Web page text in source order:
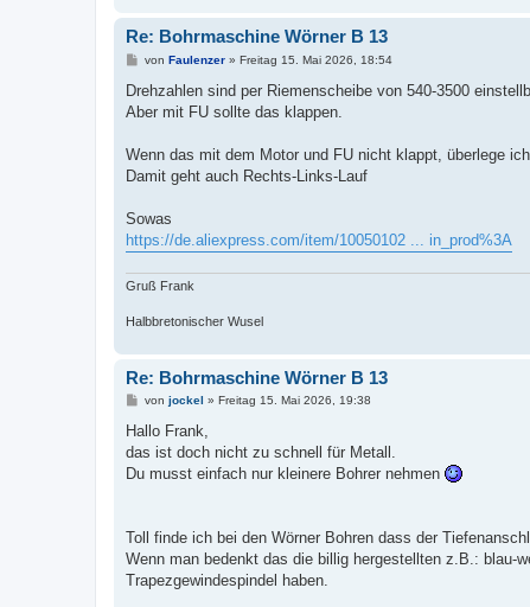
Re: Bohrmaschine Wörner B 13
B
i
r
von Faulenzer» Freitag 15. Mai 2026, 18:54
Drehzahlen sind per Riemenscheibe von 540-3500
Aber mit FU sollte das klappen.
Wenn das mit dem Motor und FU nicht klappt, überlege
Damit geht auch Rechts-Links-Lauf
Sowas
https://de.aliexpress.com/item/10050102 ... in_prod%3A
Gruß Frank
Halbbretonischer Wusel
Re: Bohrmaschine Wörner B 13
B
i
r
a
von jockel » Freitag 15. Mai 2026, 19:38
Hallo Frank,
das ist doch nicht zu schnell für Metall.
Du musst einfach nur kleinere Bohrer nehmen
Toll finde ich bei den Wörner Bohren dass der
Wenn man bedenkt das die billig hergestellten z.B.: blau-
Trapezgewindespindel haben.